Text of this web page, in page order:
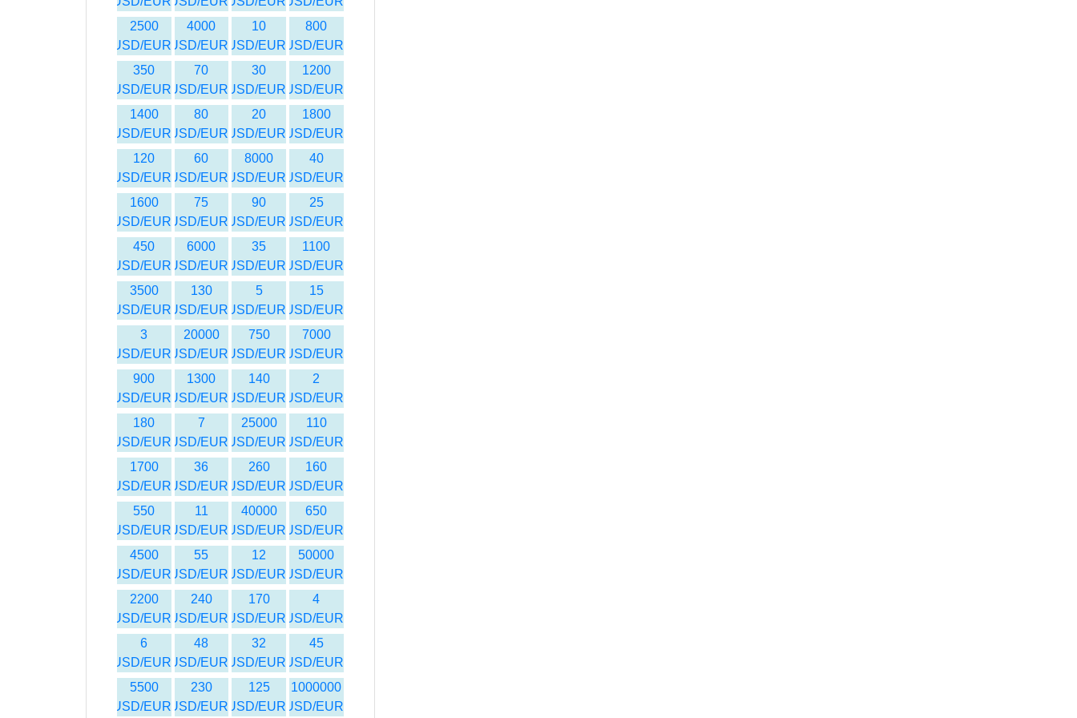
800
USD/EUR
10
USD/EUR
4000
USD/EUR
2500
USD/EUR
1200
USD/EUR
30
USD/EUR
70
USD/EUR
350
USD/EUR
1800
USD/EUR
20
USD/EUR
80
USD/EUR
1400
USD/EUR
40
USD/EUR
8000
USD/EUR
60
USD/EUR
120
USD/EUR
25
USD/EUR
90
USD/EUR
75
USD/EUR
1600
USD/EUR
1100
USD/EUR
35
USD/EUR
6000
USD/EUR
450
USD/EUR
15
USD/EUR
5
USD/EUR
130
USD/EUR
3500
USD/EUR
7000
USD/EUR
750
USD/EUR
20000
USD/EUR
3
USD/EUR
2
USD/EUR
140
USD/EUR
1300
USD/EUR
900
USD/EUR
110
USD/EUR
25000
USD/EUR
7
USD/EUR
180
USD/EUR
160
USD/EUR
260
USD/EUR
36
USD/EUR
1700
USD/EUR
650
USD/EUR
40000
USD/EUR
11
USD/EUR
550
USD/EUR
50000
USD/EUR
12
USD/EUR
55
USD/EUR
4500
USD/EUR
4
USD/EUR
170
USD/EUR
240
USD/EUR
2200
USD/EUR
45
USD/EUR
32
USD/EUR
48
USD/EUR
6
USD/EUR
1000000
USD/EUR
125
USD/EUR
230
USD/EUR
5500
USD/EUR